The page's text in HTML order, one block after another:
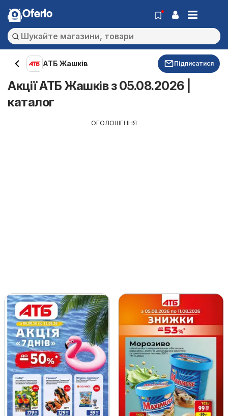
Oferlo
АТБ Жашків Підписатися
Акції АТБ Жашків з 05.08.2026 |
каталог
ОГОЛОШЕННЯ